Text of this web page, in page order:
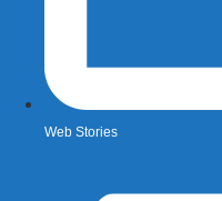
Web Stories